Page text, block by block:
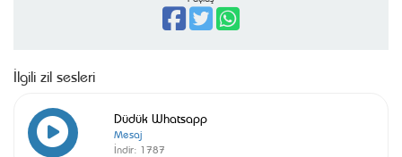
İlgili zil sesleri
Düdük Whatsapp
Mesaj
İndir: 1787